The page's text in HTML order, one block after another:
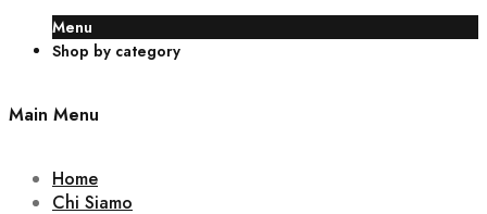
Menu
Shop by category
Main Menu
Home
Chi Siamo